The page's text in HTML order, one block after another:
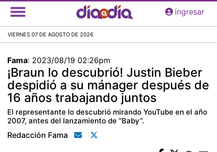
Pasar
al
principal
ingresar
VIERNES 07 DE AGOSTO DE 2026
Fama: 2023/08/19 02:26pm
¡Braun lo descubrió! Justin Bieber
despidió a su mánager después de
16 años trabajando juntos
El representante lo descubrió mirando YouTube en el año
2007, antes del lanzamiento de “Baby”.
Redacción Fama